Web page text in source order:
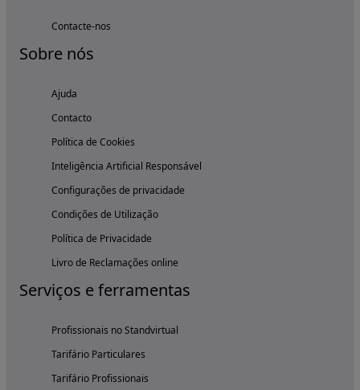
Contacte-nos
Sobre nós
Ajuda
Contacto
Política de Cookies
Inteligência Artificial Responsável
Configurações de privacidade
Condições de Utilização
Política de Privacidade
Livro de Reclamações online
Serviços e ferramentas
Profissionais no Standvirtual
Tarifário Particulares
Tarifário Profissionais